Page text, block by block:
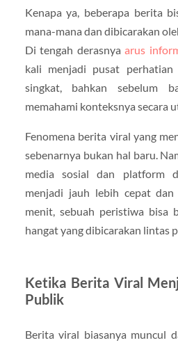
Kenapa ya, beberapa berita
mana-mana dan dibicarakan
Di tengah derasnyaarus
kali menjadi pusat
singkat, bahkan sebelum
memahami konteksnya secara
Fenomena berita viral yang
sebenarnya bukan hal baru.
media sosial dan platform
menjadi jauh lebih cepat
menit, sebuah peristiwa bisa
hangat yang dibicarakan lintas
Ketika Berita Viral
Publik
Berita viral biasanya muncul